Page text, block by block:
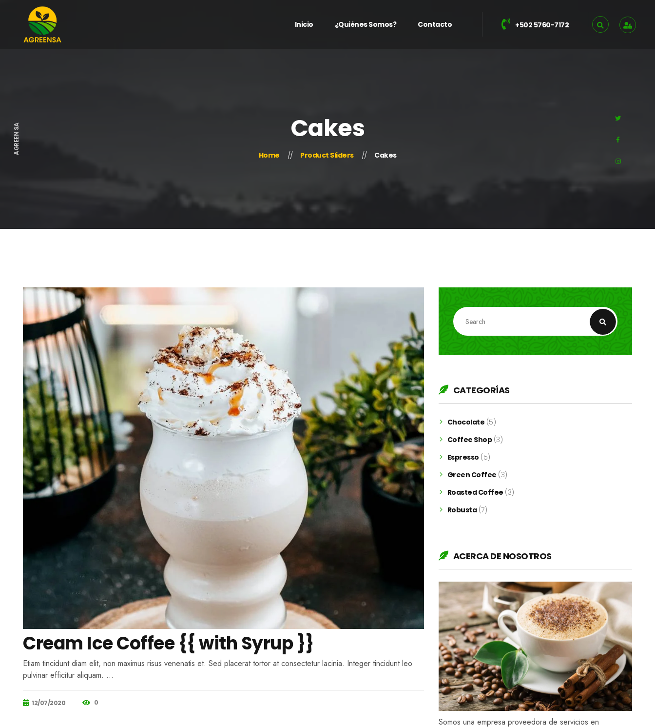
Inicio ¿Quiénes Somos? Contacto +502 5760-7172
Cakes
Home Product Sliders Cakes
AGREEN SA
Cream Ice Coffee {{ with Syrup }}
Etiam tincidunt diam elit, non maximus risus venenatis et. Sed placerat tortor at consectetur lacinia. Integer tincidunt leo
pulvinar efficitur aliquam. …
12/07/2020 0
CATEGORÍAS
Chocolate (5)
Coffee Shop(3)
Espresso (5)
Green Coffee (3)
Roasted Coffee (3)
Robusta(7)
ACERCA DE NOSOTROS
Somos una empresa proveedora de servicios en